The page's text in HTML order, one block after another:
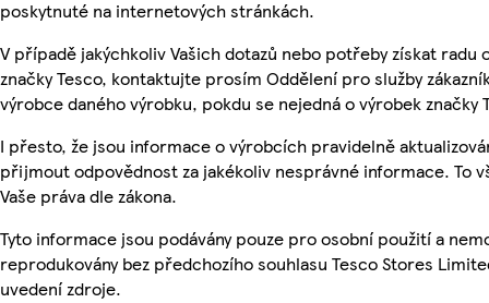
poskytnuté na internetových stránkách.
V případě jakýchkoliv Vašich dotazů nebo potřeby získat radu
značky Tesco, kontaktujte prosím Oddělení pro služby
výrobce daného výrobku, pokdu se nejedná o výrobek značky
I přesto, že jsou informace o výrobcích pravidelně
přijmout odpovědnost za jakékoliv nesprávné informace. To
Vaše práva dle zákona.
Tyto informace jsou podávány pouze pro osobní použití a
reprodukovány bez předchozího souhlasu Tesco Stores
uvedení zdroje.